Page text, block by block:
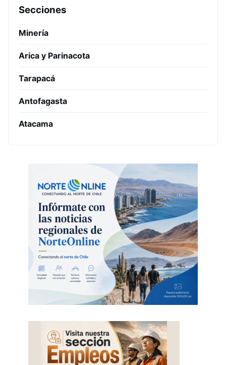
Secciones
Minería
Arica y Parinacota
Tarapacá
Antofagasta
Atacama